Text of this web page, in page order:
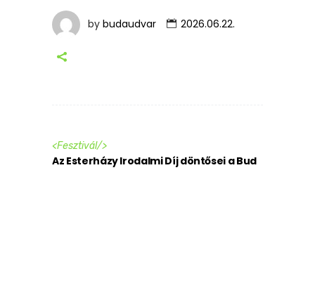
by budaudvar 2026.06.22.
<Fesztivál/>
Az Esterházy Irodalmi Díj döntősei a Bud